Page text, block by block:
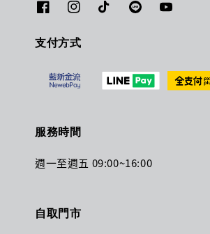
支付方式
服務時間
週一至週五 09:00~16:00
自取門市